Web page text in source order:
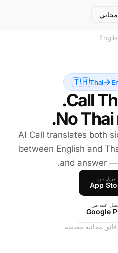
Thai
🇹🇭
No Thai
AI Call translates both
between English and
and answer —
تنزيل من
App
عليه من
Google
مجانية مضمنة